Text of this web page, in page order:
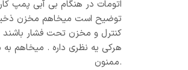
اتومات در هنگام بی آبی پمپ
توضیح است میخاهم مخزن
کنترل و مخزن تحت فشار باشند
هرکی یه نظری داره . میخاهم
.ممنون